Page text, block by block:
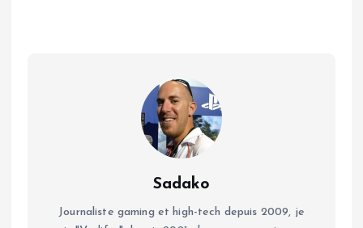
Sadako
Journaliste gaming et high-tech depuis 2009, je